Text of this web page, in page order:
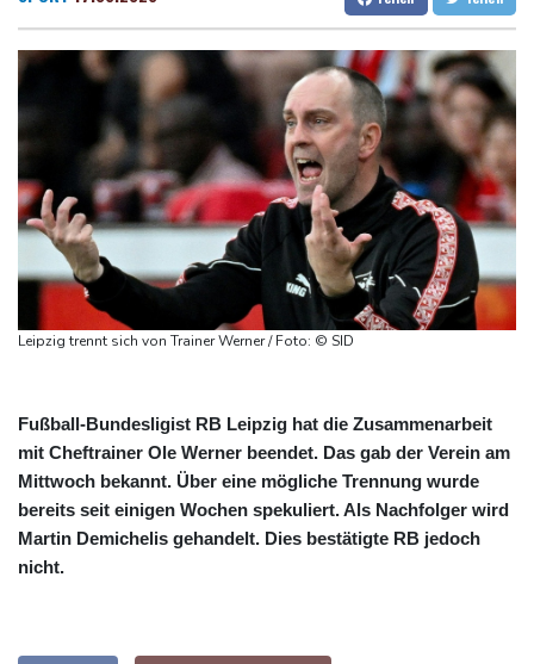
Dresden
19 °C Wien
25 °C
Salzburg
22 °C
Baden-Baden
20 °C
Auftakt-Misere gestoppt: Berlin gewinnt in Bochum
Trump macht erneut Druck auf Zentralbank-Vorständin Cook
"Medizinische Bedenken": Asllani bleibt bei Hoffenheim
Eurojackpot geknackt: Mehr als 32 Millionen Euro gehen nach
Nordrhein-Westfalen
Menschenrechtsgruppen: Mehr als 140 Tote bei Migrationskrise
in Ceuta
Mindestens zehn Tote bei Angriffen der pro-iranischen Huthis im
Leipzig trennt sich von Trainer Werner / Foto: © SID
Fußball-Bundesligist RB Leipzig hat die Zusammenarbeit
mit Cheftrainer Ole Werner beendet. Das gab der Verein am
Mittwoch bekannt. Über eine mögliche Trennung wurde
bereits seit einigen Wochen spekuliert. Als Nachfolger wird
Martin Demichelis gehandelt. Dies bestätigte RB jedoch
nicht.